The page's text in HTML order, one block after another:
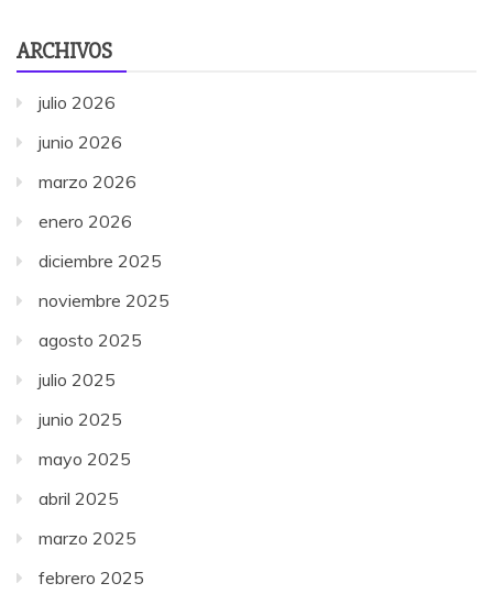
ARCHIVOS
julio 2026
junio 2026
marzo 2026
enero 2026
diciembre 2025
noviembre 2025
agosto 2025
julio 2025
junio 2025
mayo 2025
abril 2025
marzo 2025
febrero 2025